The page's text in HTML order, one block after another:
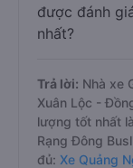
được đánh
nhất?
Trả lời: Nhà xe
Xuân Lộc -
lượng tốt nhất
Rạng Đông
đủ: Xe Quảng